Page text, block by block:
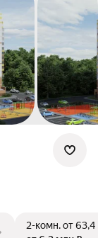
2-комн.от 63,4